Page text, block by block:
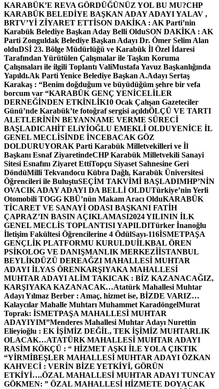
KARABÜK’E REVA GÖRDÜĞÜNÜZ YOL BU MU?CHP
KARABÜK BELEDİYE BAŞKAN ADAY ADAYI YALAV ,
BRTV’Yİ ZİYARET ETTİSON DAKİKA : AK Parti’nin
Karabük Belediye Başkan Aday Belli OlduSON DAKİKA : AK
Parti Zonguldak Belediye Başkan Adayı Dr. Ömer Selim Alan
olduDSİ 23. Bölge Müdürlüğü ve Karabük İl Özel İdaresi
Tarafından Yürütülen Çalışmalar ile Taşkın Koruma
Çalışmaları ile ilgili Toplantı ValiMustafa Yavuz Başkanlığında
Yapıldı.Ak Parti Yenice Belediye Başkan A.Adayı Sertaş
Karakaş : “Benim doğduğum ve büyüdüğüm şehre bir vefa
borcum var “KARABÜK GENÇ YENİCELİLER
DERNEĞİNDEN ETKİNLİK10 Ocak Çalışan Gazeteciler
Günü’nde Karabük’te fotoğraf sergisi açıldıÖLÇÜ VE TARTI
ALETLERİNİN BEYANNAME VERME SÜRECİ
BAŞLADICAHİT ELiYİOĞLU EMEKLİ OLDUYENİCE İL
GENEL MECLİSİNDE İNCEBACAK GÖZ
DOLDURUYORAK Parti Karabük Milletvekilleri ve İl
Başkanı Esnaf ZiyaretindeCHP Karabük Milletvekili Sanayi
Sitesi Esnafını Ziyaret EttiTopçu Siyaset Sahnesine Geri
DöndüMilli Tekvandocu Kübra Dağlı, Karabük Üniversitesi
Öğrencileri ile BuluştuSEÇİM TAKVİMİ BAŞLADIMHP’NİN
OVACIK ADAY ADAYI DA BELLİ OLDUTürkiye’nin Yerli
Otomobili TOGG KBÜ’nün Makam Aracı OlduKARABÜK
TİCARET VE SANAYİ ODASI BAŞKANI FATİH
ÇAPRAZ’IN BASIN AÇIKLAMASI2024 YILININ İLK
GENEL MECLİS TOPLANTISI YAPILDITürker İnanoğlu
İletişim Fakültesi Öğrencilerine 4 ÖdülSayı-116İSMETPAŞA
GENÇLİK PLATFORMU KURULDUİLKBAL ÖREN
PSİKOLOG VE DANIŞMANLIK MERKEZİİSTANBUL
BEYLİKDÜZÜ DEREAĞZI MAHALLESİ MUHTAR
ADAYI İLYAS ÖRENKARŞIYAKA MAHALLESİ
MUHTAR ADAYI ALİM TAKICAK : BİZ KAZANACAĞIZ,
KARŞIYAKA KAZANACAK…Atatürk Mahallesi Muhtar
Adayı Yılmaz Berber : Amaç, hizmet ise, BİZDE VARIZ…
Kalaycılar Mahalle Muhtarı Muhammet KaradöngelMurat
Toprak: İSMETPAŞA MAHALLESİ MUHTAR
ADAYIYIM”Menderes Mahallesi Muhtar Adayı Nurettin
Elieyioğlu : EK İŞİMİZ DEĞİL, TEK İŞİMİZ MUHTARLIK
OLACAK…ATATÜRK MAHALLESİ MUHTAR ADAYI
RASİM KÖKÇÜ : “ HİZMET AŞKI İLE YOLA ÇIKTIK
“YİRMİBEŞLER MAHALLESİ MUHTAR ADAYI ÖZKAN
KAHVECİ : VERİN BİZE YETKİYİ, GÖRÜN
ETKİYİ….ÖZAL MAHALLESİ MUHTAR ADAYI TUNCAY
GÖKMEN: ” ÖZAL MAHALLESİ HİZMETE DOYACAK